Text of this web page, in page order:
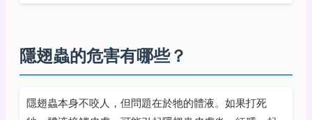
隱翅蟲的危害有哪些？
隱翅蟲本身不咬人，但問題在於牠的體液。如果打死